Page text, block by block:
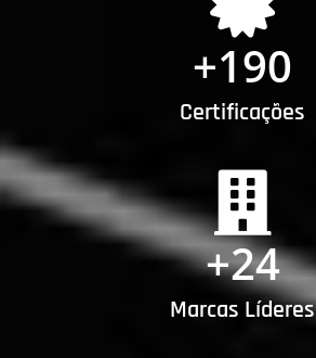
Certificações
+190
Marcas Líderes
+24